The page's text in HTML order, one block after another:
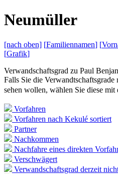
Neumüller
[nach oben] [Familiennamen] [
[Grafik]
Verwandschaftsgrad zu Paul
Falls Sie die Verwandtschaftsgrade
sehen wollen, wählen Sie diese mit
Vorfahren
Vorfahren nach Kekulé sortiert
Partner
Nachkommen
Nachfahre eines direkten
Verschwägert
Verwandschaftsgrad derzeit